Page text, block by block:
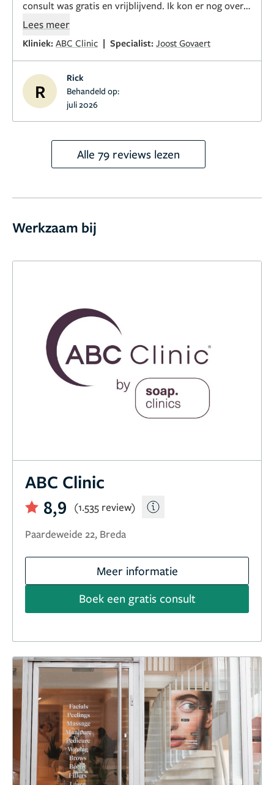
consult was gratis en vrijblijvend. Ik kon er nog over
nadenken, de behandeling later laten plaatsvinden of
direct. Aangezien het gesprek met de arts zeer goed
beviel en goed voelde, heb ik de behandeling direct
Lees meer
Kliniek: ABC Clinic | Specialist: Joost Govaert
R
Rick
Behandeld op:
juli 2026
Alle 79 reviews lezen
Werkzaam bij
ABC Clinic
8,9
(1.535 review)
Paardeweide 22, Breda
Meer informatie
Boek een gratis consult